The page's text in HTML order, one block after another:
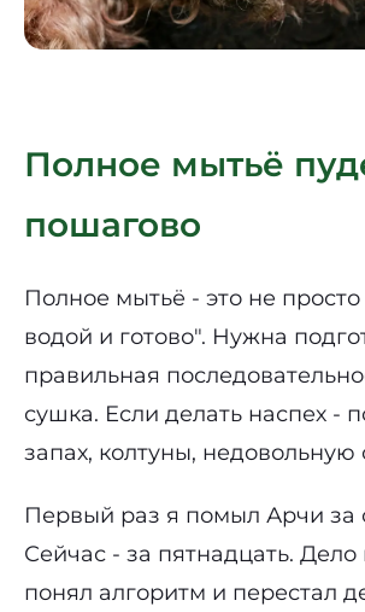
Полное мытьё
пошагово
Полное мытьё - это не
водой и готово". Нужна
правильная
сушка. Если делать наспех -
запах, колтуны, недовольную
Первый раз я помыл Арчи за
Сейчас - за пятнадцать. Дело
понял алгоритм и перестал